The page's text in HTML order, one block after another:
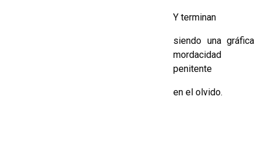
Y terminan
siendo una gráfica
mordacidad
penitente
en el olvido.